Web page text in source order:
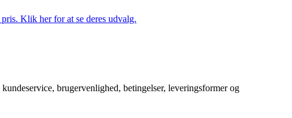
Klik her for at se deres udvalg.
brugervenlighed, betingelser, leveringsformer og